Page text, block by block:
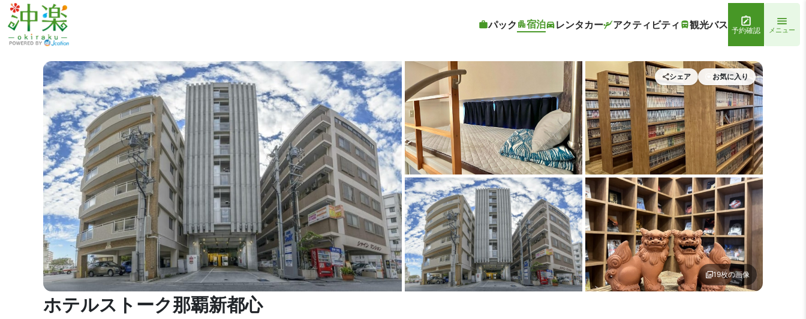
パック 宿泊 レンタカー アクティビティ 観光バス 予約確認 メニュー
外観の写真を拡大表示
客室1 | ホテルストーク那覇新都心 施設内の設備1 | ホテルストー
シェア お気に入り
19枚の画像
ホテルストーク那覇新都心